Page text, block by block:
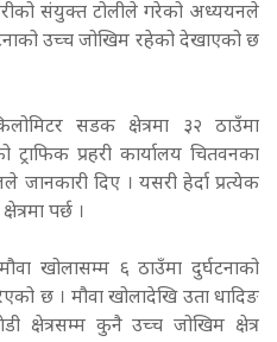
संयुक्त टोलीले गरेको अध्ययनले
उच्च जोखिम रहेको देखाएको छ
सडक क्षेत्रमा ३२ ठाउँमा
प्रहरी कार्यालय चितवनका
जानकारी दिए । यसरी हेर्दा प्रत्येक
पर्छ ।
खोलासम्म ६ ठाउँमा दुर्घटनाको
छ । मौवा खोलादेखि उता धादिङ
क्षेत्रसम्म कुनै उच्च जोखिम क्षेत्र